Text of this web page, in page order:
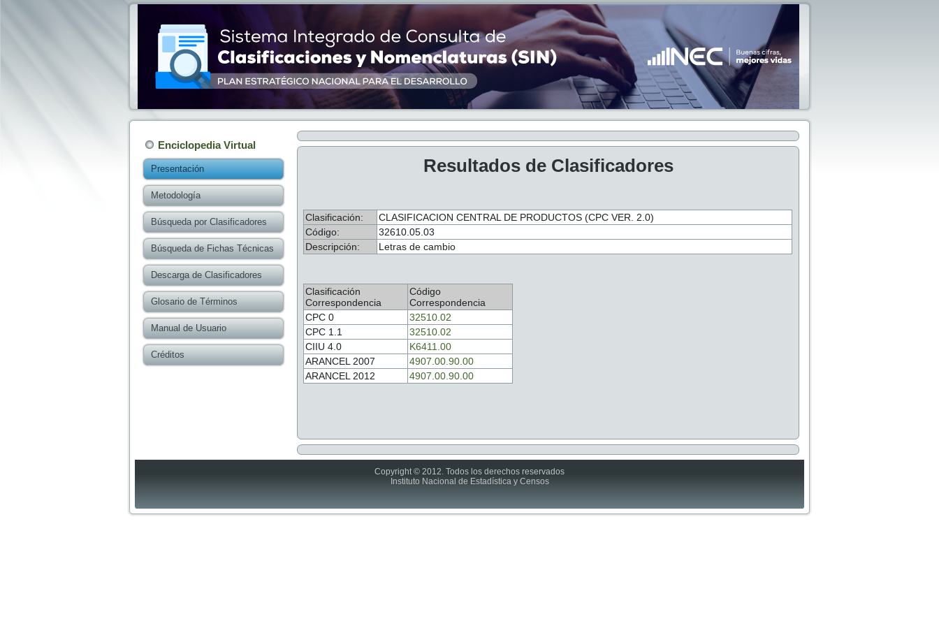
Enciclopedia Virtual
Presentación
Metodología
Búsqueda por Clasificadores
Búsqueda de Fichas Técnicas
Descarga de Clasificadores
Glosario de Términos
Manual de Usuario
Créditos
Resultados de Clasificadores
Clasificación:
CLASIFICACION CENTRAL DE PRODUCTOS (CPC VER. 2.0)
Código:
32610.05.03
Descripción:
Letras de cambio
Clasificación
Correspondencia
Código
Correspondencia
CPC 0
32510.02
CPC 1.1
32510.02
CIIU 4.0
K6411.00
ARANCEL 2007
4907.00.90.00
ARANCEL 2012
4907.00.90.00
Copyright © 2012. Todos los derechos reservados
Instituto Nacional de Estadística y Censos